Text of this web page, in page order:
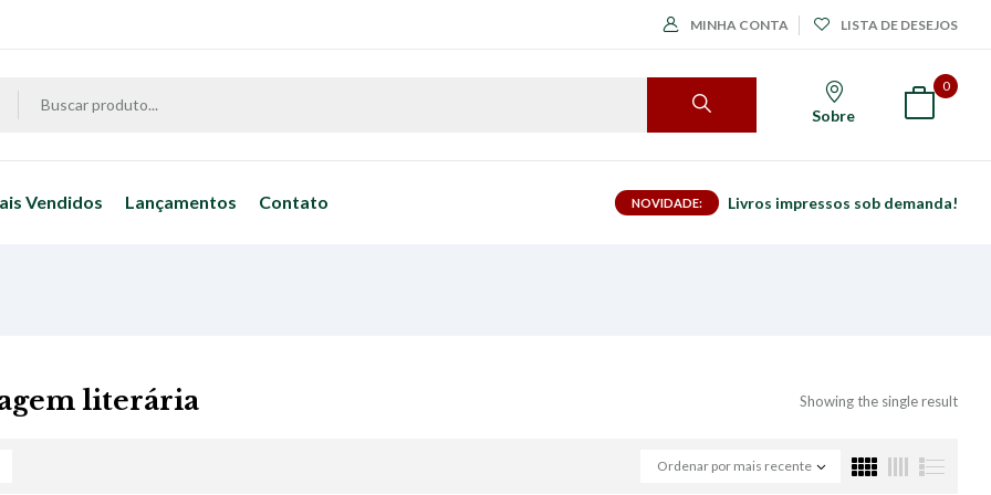
MINHA CONTA LISTA DE DESEJOS
Sobre
0
Vendidos Lançamentos Contato NOVIDADE: Livros impressos sob demanda!
literária Showing the single result
Ordenar por mais recente